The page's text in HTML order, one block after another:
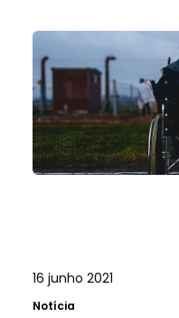
16 junho 2021
Notícia